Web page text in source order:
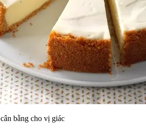
bằng cho vị giác